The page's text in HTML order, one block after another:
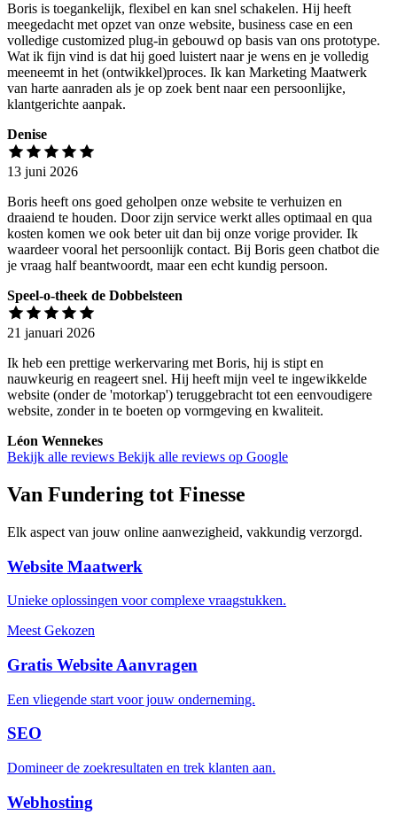
Boris is toegankelijk, flexibel en kan snel schakelen. Hij heeft
meegedacht met opzet van onze website, business case en een
volledige customized plug-in gebouwd op basis van ons prototype.
Wat ik fijn vind is dat hij goed luistert naar je wens en je volledig
meeneemt in het (ontwikkel)proces. Ik kan Marketing Maatwerk
van harte aanraden als je op zoek bent naar een persoonlijke,
klantgerichte aanpak.
Denise
13 juni 2026
Boris heeft ons goed geholpen onze website te verhuizen en
draaiend te houden. Door zijn service werkt alles optimaal en qua
kosten komen we ook beter uit dan bij onze vorige provider. Ik
waardeer vooral het persoonlijk contact. Bij Boris geen chatbot die
je vraag half beantwoordt, maar een echt kundig persoon.
Speel-o-theek de Dobbelsteen
21 januari 2026
Ik heb een prettige werkervaring met Boris, hij is stipt en
nauwkeurig en reageert snel. Hij heeft mijn veel te ingewikkelde
website (onder de 'motorkap') teruggebracht tot een eenvoudigere
website, zonder in te boeten op vormgeving en kwaliteit.
Léon Wennekes
Bekijk alle reviews Bekijk alle reviews op Google
Van Fundering tot Finesse
Elk aspect van jouw online aanwezigheid, vakkundig verzorgd.
Website Maatwerk
Unieke oplossingen voor complexe vraagstukken.
Meest Gekozen
Gratis Website Aanvragen
Een vliegende start voor jouw onderneming.
SEO
Domineer de zoekresultaten en trek klanten aan.
Webhosting